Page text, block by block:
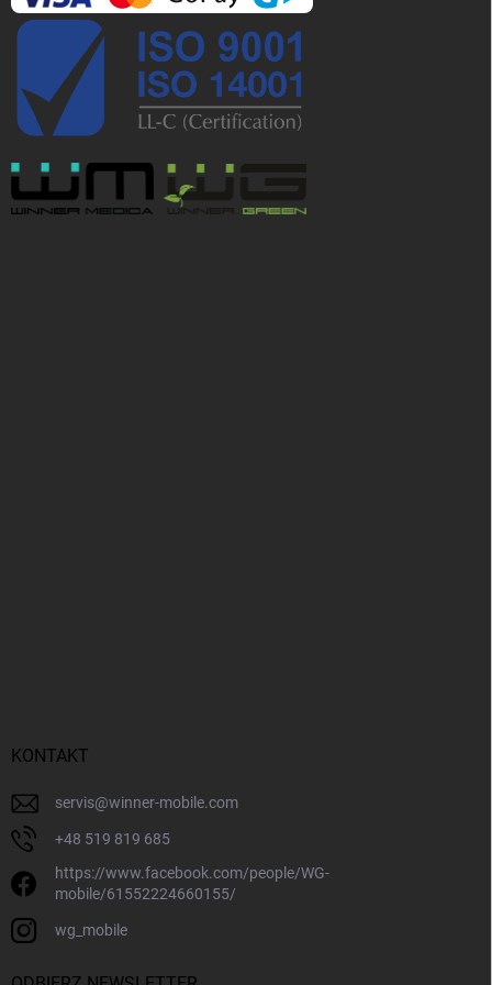
KONTAKT
servis@winner-mobile.com
+48 519 819 685
https://www.facebook.com/people/WG-
mobile/61552224660155/
wg_mobile